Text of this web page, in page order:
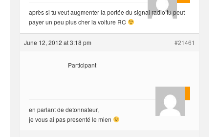
après si tu veut augmenter la portée du signal radio tu peut
payer un peu plus cher la voiture RC
June 12, 2012 at 3:18 pm #21461
yvariro
Participant
en parlant de detonnateur,
je vous ai pas presenté le mien